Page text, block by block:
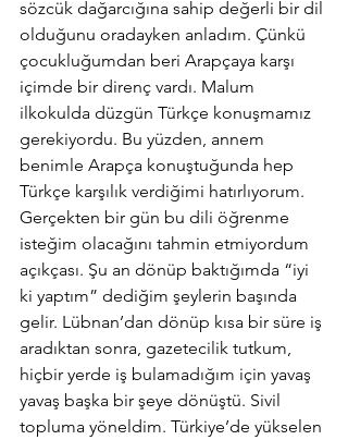
sözcük dağarcığına sahip değerli bir dil
olduğunu oradayken anladım. Çünkü
çocukluğumdan beri Arapçaya karşı
içimde bir direnç vardı. Malum
ilkokulda düzgün Türkçe konuşmamız
gerekiyordu. Bu yüzden, annem
benimle Arapça konuştuğunda hep
Türkçe karşılık verdiğimi hatırlıyorum.
Gerçekten bir gün bu dili öğrenme
isteğim olacağını tahmin etmiyordum
açıkçası. Şu an dönüp baktığımda “iyi
ki yaptım” dediğim şeylerin başında
gelir. Lübnan’dan dönüp kısa bir süre iş
aradıktan sonra, gazetecilik tutkum,
hiçbir yerde iş bulamadığım için yavaş
yavaş başka bir şeye dönüştü. Sivil
topluma yöneldim. Türkiye’de yükselen